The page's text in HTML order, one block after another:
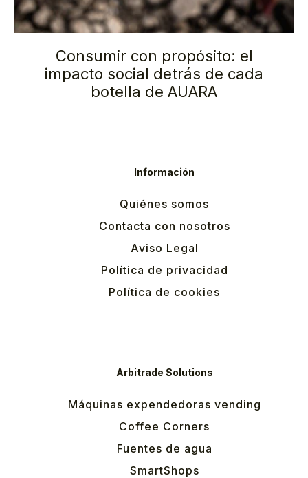
Consumir con propósito: el
impacto social detrás de cada
botella de AUARA
Información
Quiénes somos
Contacta con nosotros
Aviso Legal
Política de privacidad
Política de cookies
Arbitrade Solutions
Máquinas expendedoras vending
Coffee Corners
Fuentes de agua
SmartShops